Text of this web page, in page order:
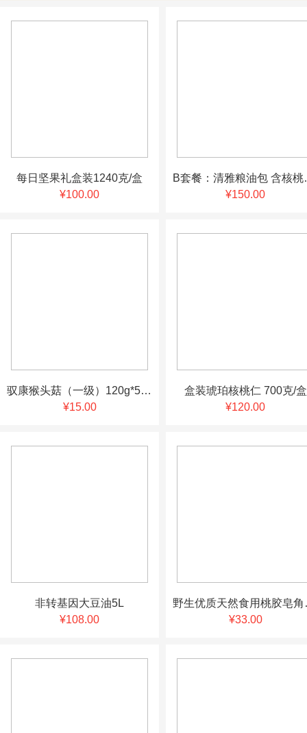
每日坚果礼盒装1240克/盒
¥100.00
B套餐：清
¥150.00
驭康猴头菇（一级）120g*50袋/件
¥15.00
盒装琥珀核桃仁 700克/盒
¥120.00
非转基因大豆油5L
¥108.00
野生
¥33.00